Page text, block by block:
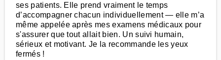
ses patients. Elle prend vraiment le temps
d’accompagner chacun individuellement — elle m’a
même appelée après mes examens médicaux pour
s'assurer que tout allait bien. Un suivi humain,
sérieux et motivant. Je la recommande les yeux
fermés !